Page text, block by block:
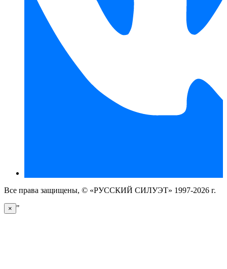
Все права защищены, © «РУССКИЙ СИЛУЭТ» 1997-2026 г.
× "